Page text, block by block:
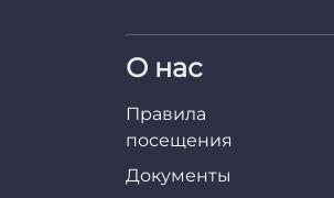
О нас
Правила
посещения
Документы